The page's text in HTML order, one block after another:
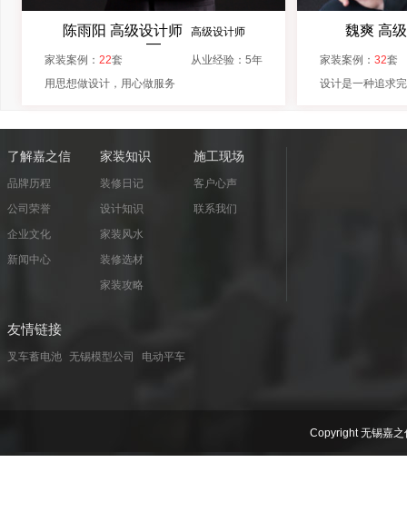
陈雨阳 高级设计师 高级设计师
—
家装案例： 22套 从业经验： 5年
用思想做设计，用心做服务
魏爽 高
家装案例：32套
设计是一种追求
了解嘉之信
品牌历程
公司荣誉
企业文化
新闻中心
家装知识
装修日记
设计知识
家装风水
装修选材
家装攻略
施工现场
客户心声
联系我们
友情链接
叉车蓄电池 无锡模型公司 电动平车
Copyright 无锡嘉